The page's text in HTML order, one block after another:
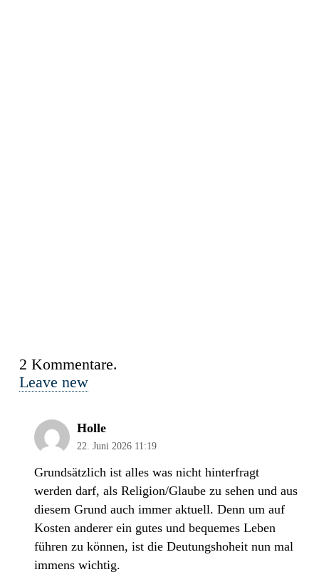
2 Kommentare.
Leave new
Holle
22. Juni 2026 11:19
Grundsätzlich ist alles was nicht hinterfragt
werden darf, als Religion/Glaube zu sehen und aus
diesem Grund auch immer aktuell. Denn um auf
Kosten anderer ein gutes und bequemes Leben
führen zu können, ist die Deutungshoheit nun mal
immens wichtig.